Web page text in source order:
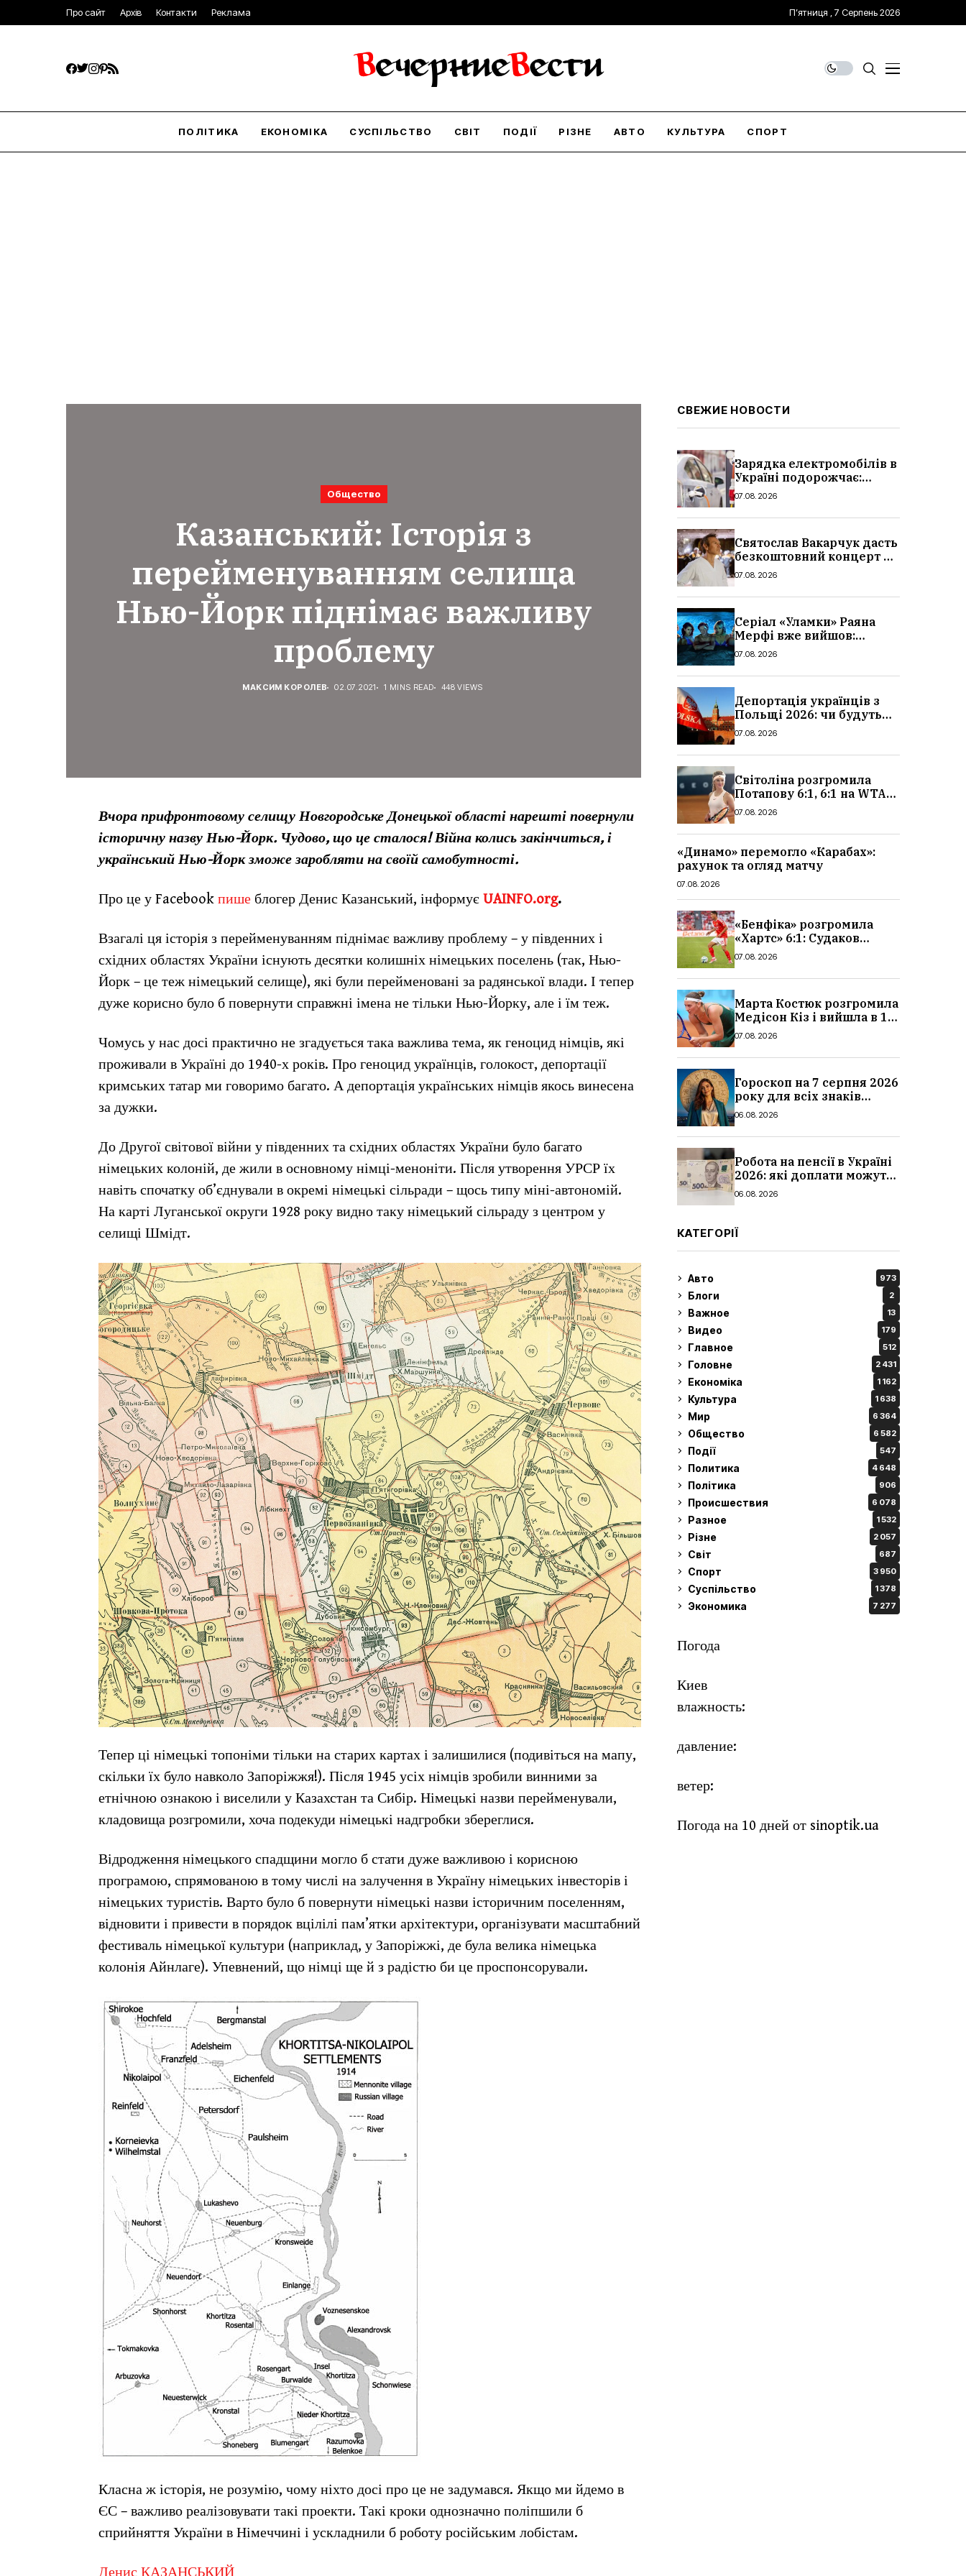
Про сайт Архів Контакти Реклама П’ятниця , 7 Серпень 2026
ПОЛІТИКА ЕКОНОМІКА СУСПІЛЬСТВО СВІТ ПОДІЇ РІЗНЕ АВТО КУЛЬТУРА СПОРТ
Общество
Казанський: Історія з
перейменуванням селища
Нью-Йорк піднімає важливу
проблему
МАКСИМ КОРОЛЕВ 02.07.2021 1 MINS READ 448 VIEWS
Вчора прифронтовому селищу Новгородське Донецької області нарешті повернули
історичну назву Нью-Йорк. Чудово, що це сталося! Війна колись закінчиться, і
український Нью-Йорк зможе заробляти на своїй самобутності.
Про це у Facebook пише блогер Денис Казанський, інформує UAINFO.org.
Взагалі ця історія з перейменуванням піднімає важливу проблему – у південних і
східних областях України існують десятки колишніх німецьких поселень (так, Нью-
Йорк – це теж німецький селище), які були перейменовані за радянської влади. І тепер
дуже корисно було б повернути справжні імена не тільки Нью-Йорку, але і їм теж.
Чомусь у нас досі практично не згадується така важлива тема, як геноцид німців, які
проживали в Україні до 1940-х років. Про геноцид українців, голокост, депортації
кримських татар ми говоримо багато. А депортація українських німців якось винесена
за дужки.
До Другої світової війни у південних та східних областях України було багато
німецьких колоній, де жили в основному німці-меноніти. Після утворення УРСР їх
навіть спочатку об’єднували в окремі німецькі сільради – щось типу міні-автономій.
На карті Луганської округи 1928 року видно таку німецький сільраду з центром у
селищі Шмідт.
Тепер ці німецькі топоніми тільки на старих картах і залишилися (подивіться на мапу,
скільки їх було навколо Запоріжжя!). Після 1945 усіх німців зробили винними за
етнічною ознакою і виселили у Казахстан та Сибір. Німецькі назви перейменували,
кладовища розгромили, хоча подекуди німецькі надгробки збереглися.
Відродження німецького спадщини могло б стати дуже важливою і корисною
програмою, спрямованою в тому числі на залучення в Україну німецьких інвесторів і
німецьких туристів. Варто було б повернути німецькі назви історичним поселенням,
відновити і привести в порядок вцілілі пам’ятки архітектури, організувати масштабний
фестиваль німецької культури (наприклад, у Запоріжжі, де була велика німецька
колонія Айнлаге). Упевнений, що німці ще й з радістю би це проспонсорували.
Класна ж історія, не розумію, чому ніхто досі про це не задумався. Якщо ми йдемо в
ЄС – важливо реалізовувати такі проекти. Такі кроки однозначно поліпшили б
сприйняття України в Німеччині і ускладнили б роботу російським лобістам.
СВЕЖИЕ НОВОСТИ
Зарядка електромобілів в
Україні подорожчає:
причина і нові ціни з
07.08.2026
Святослав Вакарчук дасть
безкоштовний концерт у
Львові: дата і місце
07.08.2026
Серіал «Уламки» Раяна
Мерфі вже вийшов:
сюжет, актори та всі
07.08.2026
Депортація українців з
Польщі 2026: чи будуть
висилати українських
07.08.2026
Світоліна розгромила
Потапову 6:1, 6:1 на WTA
1000 у Торонто
07.08.2026
«Динамо» перемогло «Карабах»:
рахунок та огляд матчу
07.08.2026
«Бенфіка» розгромила
«Хартс» 6:1: Судаков
відзначився асистом,
07.08.2026
Марта Костюк розгромила
Медісон Кіз і вийшла в 1/8
фіналу Торонто: результат
07.08.2026
Гороскоп на 7 серпня 2026
року для всіх знаків
зодіаку: кому пощастить у
06.08.2026
Робота на пенсії в Україні
2026: які доплати можуть
скасувати, про що
06.08.2026
КАТЕГОРІЇ
Авто 973
Блоги 2
Важное 13
Видео 179
Главное 512
Головне 2 431
Економіка 1 162
Культура 1 638
Мир 6 364
Общество 6 582
Події 547
Политика 4 648
Політика 906
Происшествия 6 078
Разное 1 532
Різне 2 057
Світ 687
Спорт 3 950
Суспільство 1 378
Экономика 7 277
Погода
Киев
влажность:
давление:
ветер:
Погода на 10 дней от sinoptik.ua